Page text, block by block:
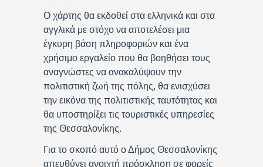
Ο χάρτης θα εκδοθεί στα ελληνικά και στα
αγγλικά με στόχο να αποτελέσει μια
έγκυρη βάση πληροφοριών και ένα
χρήσιμο εργαλείο που θα βοηθήσει τους
αναγνώστες να ανακαλύψουν την
πολιτιστική ζωή της πόλης, θα ενισχύσει
την εικόνα της πολιτιστικής ταυτότητας και
θα υποστηρίξει τις τουριστικές υπηρεσίες
της Θεσσαλονίκης.
Για το σκοπό αυτό ο Δήμος Θεσσαλονίκης
απευθύνει ανοιχτή πρόσκληση σε φορείς